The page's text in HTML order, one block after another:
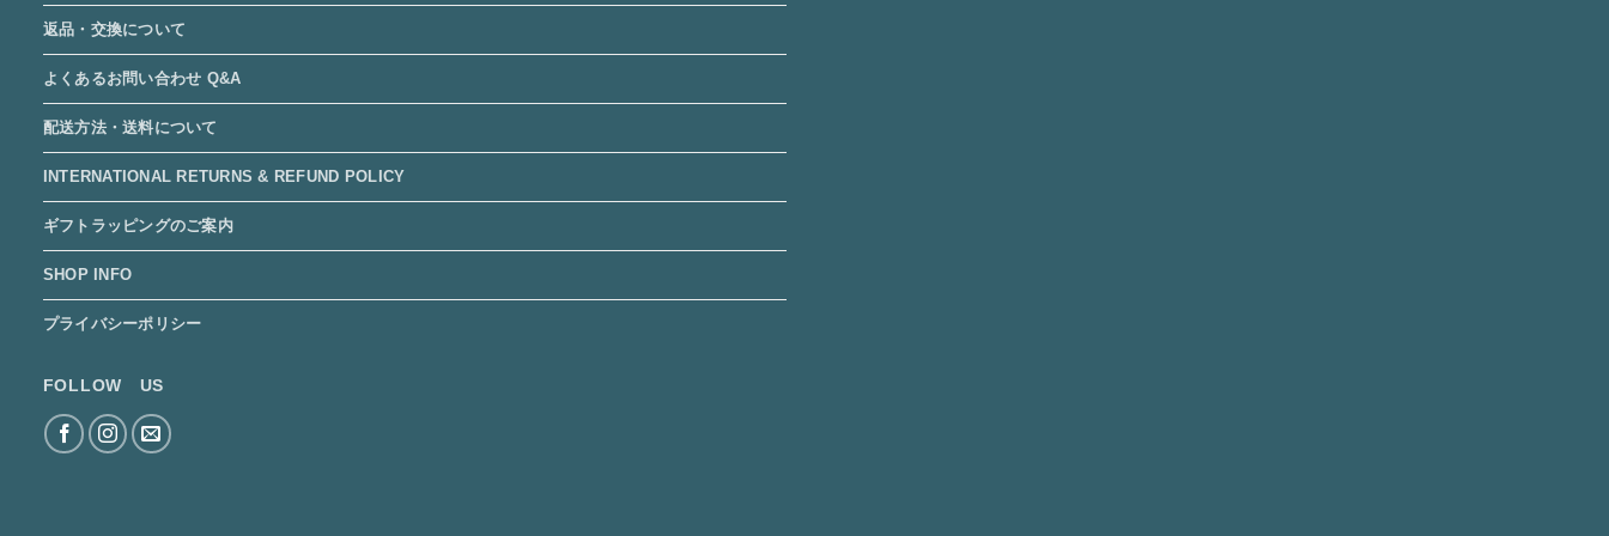
返品・交換について
よくあるお問い合わせ Q&A
配送方法・送料について
INTERNATIONAL RETURNS & REFUND POLICY
ギフトラッピングのご案内
SHOP INFO
プライバシーポリシー
FOLLOW US